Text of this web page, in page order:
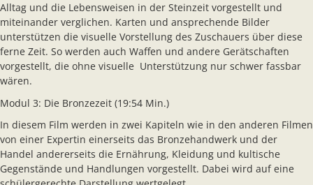
Alltag und die Lebensweisen in der Steinzeit vorgestellt und
miteinander verglichen. Karten und ansprechende Bilder
unterstützen die visuelle Vorstellung des Zuschauers über diese
ferne Zeit. So werden auch Waffen und andere Gerätschaften
vorgestellt, die ohne visuelle Unterstützung nur schwer fassbar
wären.
Modul 3: Die Bronzezeit (19:54 Min.)
In diesem Film werden in zwei Kapiteln wie in den anderen Filmen
von einer Expertin einerseits das Bronzehandwerk und der
Handel andererseits die Ernährung, Kleidung und kultische
Gegenstände und Handlungen vorgestellt. Dabei wird auf eine